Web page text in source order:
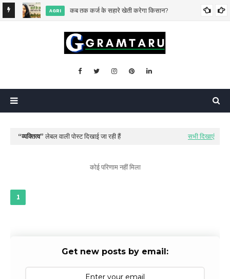
AGRI कब तक कर्ज के सहारे खेती करेगा किसान?
व्यक्तित्व लेबल वाली पोस्ट दिखाई जा रही हैं सभी दिखाएं
कोई परिणाम नहीं मिला
1
Get new posts by email: